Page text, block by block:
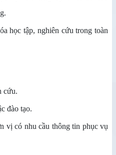
học tập, nghiên cứu trong toàn
cứu.
đào tạo.
vị có nhu cầu thông tin phục vụ